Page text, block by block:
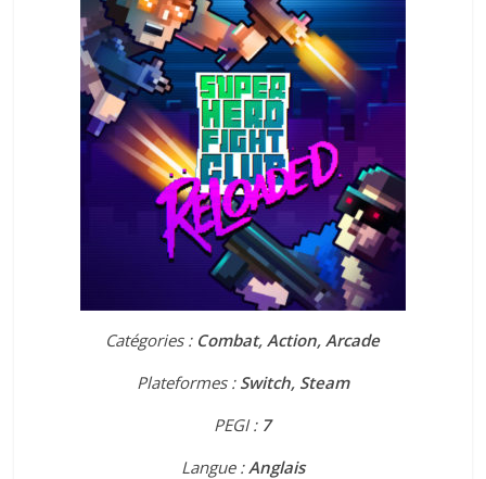
Catégories : Combat, Action, Arcade
Plateformes : Switch, Steam
PEGI : 7
Langue : Anglais